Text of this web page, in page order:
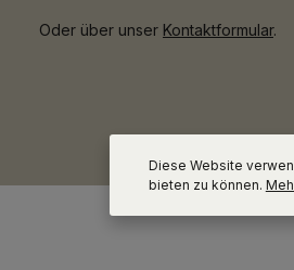
Oder über unser Kontaktformular.
Diese Website
bieten zu können.